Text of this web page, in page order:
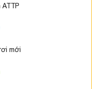
mới